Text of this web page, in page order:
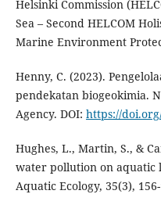
Helsinki Commission
Sea – Second HELCOM
Marine Environment
Henny, C. (2023).
pendekatan biogeokimia.
Agency. DOI: https://
Hughes, L., Martin, S., &
water pollution on aquatic
Aquatic Ecology, 35(3),